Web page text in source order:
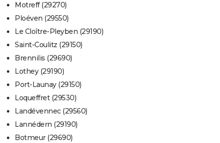
Motreff (29270)
Ploéven (29550)
Le Cloître-Pleyben (29190)
Saint-Coulitz (29150)
Brennilis (29690)
Lothey (29190)
Port-Launay (29150)
Loqueffret (29530)
Landévennec (29560)
Lannédern (29190)
Botmeur (29690)